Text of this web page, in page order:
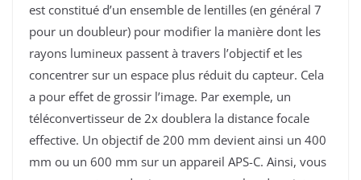
est constitué d’un ensemble de lentilles (en général 7
pour un doubleur) pour modifier la manière dont les
rayons lumineux passent à travers l’objectif et les
concentrer sur un espace plus réduit du capteur. Cela
a pour effet de grossir l’image. Par exemple, un
téléconvertisseur de 2x doublera la distance focale
effective. Un objectif de 200 mm devient ainsi un 400
mm ou un 600 mm sur un appareil APS-C. Ainsi, vous